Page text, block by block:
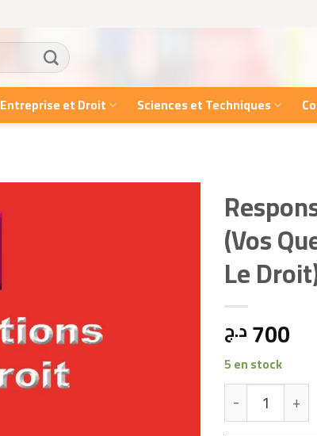
Entreprise et Droit Sciences et Techniques
(Vos
Le
700 د.ج
5 en stock
quantité de